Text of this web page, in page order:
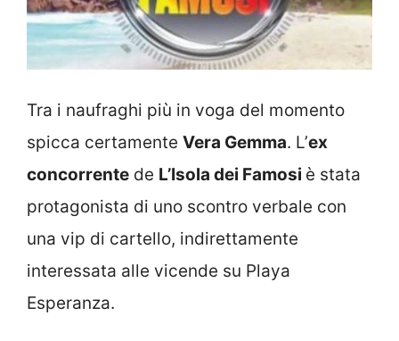
Tra i naufraghi più in voga del momento
spicca certamente Vera Gemma. L’ex
concorrente de L’Isola dei Famosi è stata
protagonista di uno scontro verbale con
una vip di cartello, indirettamente
interessata alle vicende su Playa
Esperanza.